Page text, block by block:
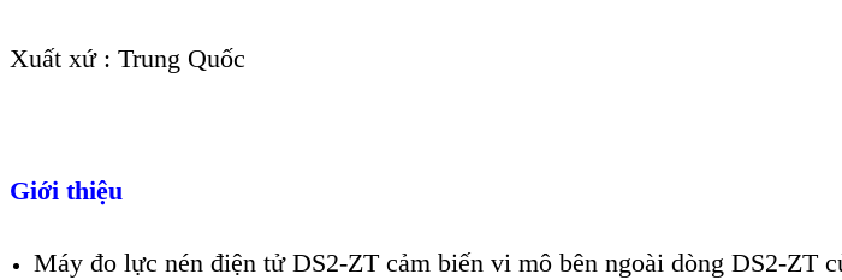
Xuất xứ : Trung Quốc
Giới thiệu
Máy đo lực nén điện tử DS2-ZT cảm biến vi mô bên ngoài dòng DS2-ZT